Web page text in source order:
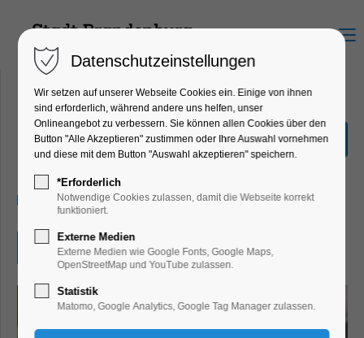
Menu
Hörspielwochenende
Kinder, Jugend, Lesung, Theater, Bühne
19.07.2026, 14:30–19:00
Eintritt frei
Datenschutzeinstellungen
Wir setzen auf unserer Webseite Cookies ein. Einige von ihnen
sind erforderlich, während andere uns helfen, unser
Onlineangebot zu verbessern. Sie können allen Cookies über den
Button "Alle Akzeptieren" zustimmen oder Ihre Auswahl vornehmen
und diese mit dem Button "Auswahl akzeptieren" speichern.
*Erforderlich
Notwendige Cookies zulassen, damit die Webseite korrekt
funktioniert.
Externe Medien
Externe Medien wie Google Fonts, Google Maps,
OpenStreetMap und YouTube zulassen.
Statistik
Matomo, Google Analytics, Google Tag Manager zulassen.